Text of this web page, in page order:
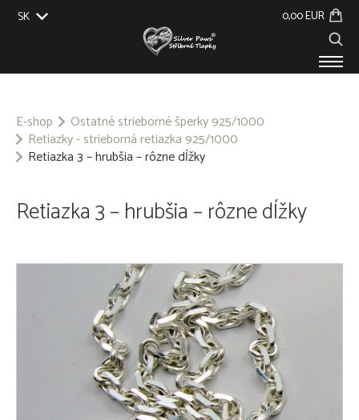
SK
0,00 EUR
E-shop
Ostatné strieborné šperky 925/1000
Retiazky - strieborná retiazka 925/1000
Retiazka 3 – hrubšia – rôzne dĺžky
Retiazka 3 – hrubšia – rôzne dĺžky